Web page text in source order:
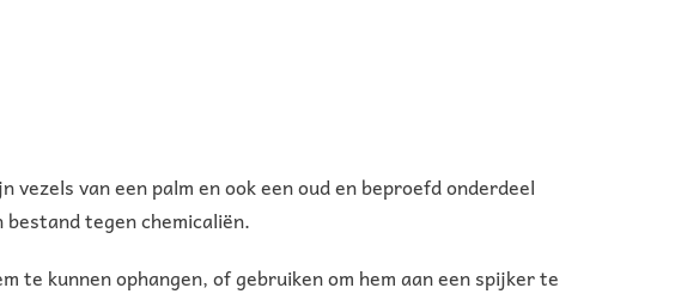
van een palm en ook een oud en beproefd onderdeel
tegen chemicaliën.
kunnen ophangen, of gebruiken om hem aan een spijker te